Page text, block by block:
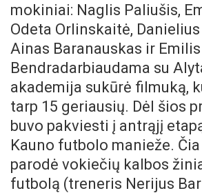
mokiniai: Naglis Paliušis,
Odeta Orlinskaitė,
Ainas Baranauskas ir
Bendradarbiaudama su
akademija sukūrė filmuką,
tarp 15 geriausių. Dėl šios
buvo pakviesti į antrąjį
Kauno futbolo manieže.
parodė vokiečių kalbos
futbolą (treneris Nerijus